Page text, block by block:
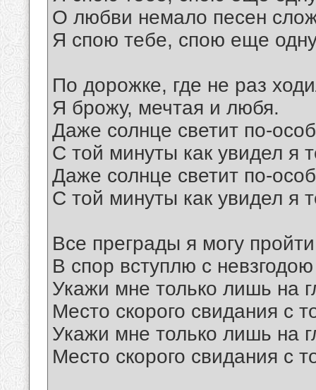
О любви немало песен
Я спою тебе, спою еще
По дорожке, где не раз
Я брожу, мечтая и любя.
Даже солнце светит по-
С той минуты как увидел я
Даже солнце светит по-
С той минуты как увидел я
Все преграды я могу
В спор вступлю с
Укажи мне только лишь на
Место скорого свидания с
Укажи мне только лишь на
Место скорого свидания с